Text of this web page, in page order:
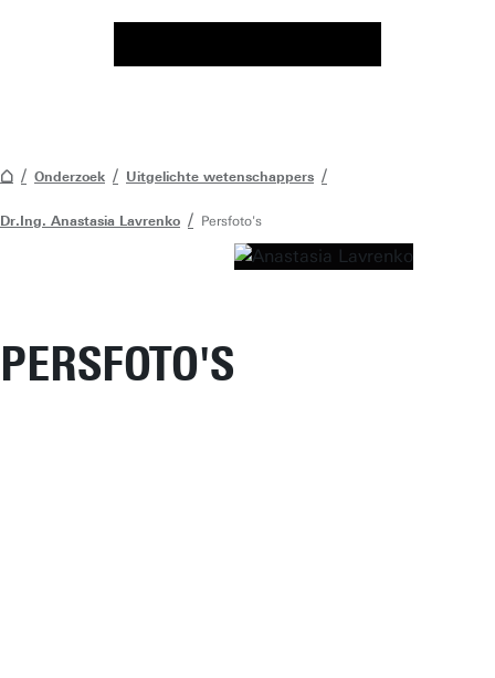
Onderzoek Uitgelichte wetenschappers
Dr.Ing. Anastasia Lavrenko Persfoto's
PERSFOTO'S